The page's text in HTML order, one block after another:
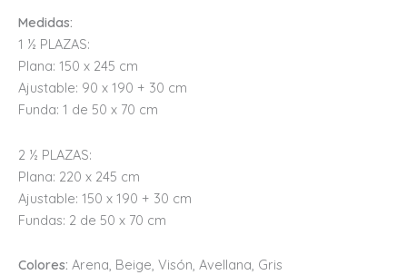
Medidas:
1 ½ PLAZAS:
Plana: 150 x 245 cm
Ajustable: 90 x 190 + 30 cm
Funda: 1 de 50 x 70 cm
2 ½ PLAZAS:
Plana: 220 x 245 cm
Ajustable: 150 x 190 + 30 cm
Fundas: 2 de 50 x 70 cm
Colores: Arena, Beige, Visón, Avellana, Gris